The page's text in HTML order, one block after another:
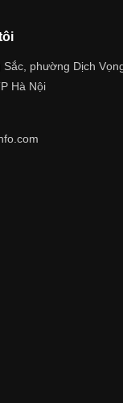
Sắc, phường Dịch
Hà Nội